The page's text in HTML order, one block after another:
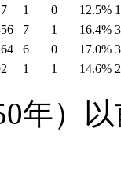
1 0 12.5%
7 1 16.4%
6 0 17.0%
1 1 14.6%
年）